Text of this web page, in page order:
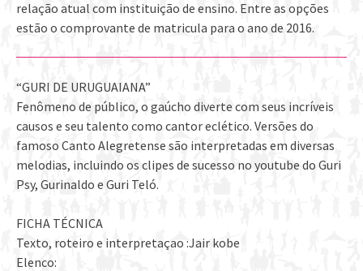
relação atual com instituição de ensino. Entre as opções
estão o comprovante de matricula para o ano de 2016.
“GURI DE URUGUAIANA”
Fenômeno de público, o gaúcho diverte com seus incríveis
causos e seu talento como cantor eclético. Versões do
famoso Canto Alegretense são interpretadas em diversas
melodias, incluindo os clipes de sucesso no youtube do Guri
Psy, Gurinaldo e Guri Teló.
FICHA TÉCNICA
Texto, roteiro e interpretaçao :Jair kobe
Elenco: